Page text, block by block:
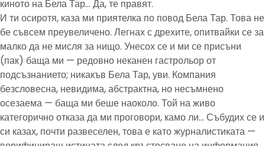
киното на Бела Тар… Да, те правят.
И ти осиротя, каза ми приятелка по повод Бела Тар. Това не
бе съвсем преувеличено. Легнах с дрехите, опитвайки се за
малко да не мисля за нищо. Унесох се и ми се присъни
(пак) баща ми — редовно неканен гастрольор от
подсъзнанието; никакъв Бела Тар, уви. Компания
безсловесна, невидима, абстрактна, но несъмнено
осезаема — баща ми беше наоколо. Той на живо
категорично отказа да ми проговори, камо ли… Събудих се и
си казах, почти развеселен, това е като журналистиката —